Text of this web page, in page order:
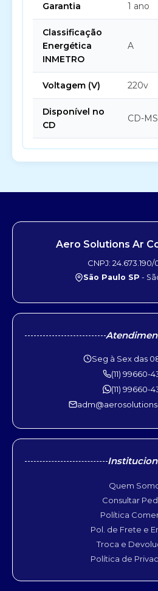
Garantia 1 ano
Classificação
Energética
INMETRO
A
Voltagem (V) 220v
Disponível no
CD
CD-
Aero Solutions Ar
CNPJ: 24.673.190/
São Paulo SP -
Seg à Sex das
(11) 99660-
(11) 99660-
Quem
Consultar
Política
Pol. de Frete e
Troca e
Política de